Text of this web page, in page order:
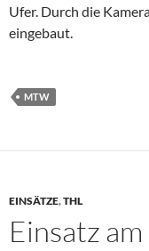
Ufer. Durch die
eingebaut.
MTW
EINSÄTZE,THL
Einsatz